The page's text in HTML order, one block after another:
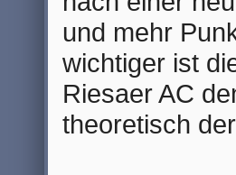
und mehr
wichtiger ist
Riesaer AC
theoretisch